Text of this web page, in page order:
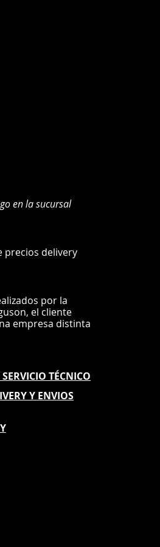
en la sucursal
de precios delivery
por la
el cliente
una empresa distinta
SERVICIO TÉCNICO
Y ENVIOS